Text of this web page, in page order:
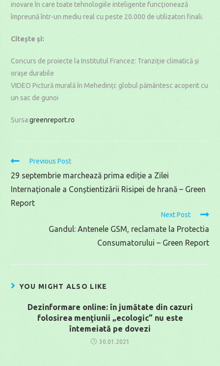
inovare în care toate tehnologiile inteligente funcționează
împreună într-un mediu real cu peste 20.000 de utilizatori finali.
Citește și:
Concurs de proiecte la Institutul Francez: Tranziție climatică și
orașe durabile
VIDEO Pictură murală în Mehedinți: globul pământesc acoperit cu
un sac de gunoi
Sursa:greenreport.ro
Read
more
articles
Previous Post
29 septembrie marchează prima ediție a Zilei
Internaționale a Conștientizării Risipei de hrană – Green
Report
Next Post
Gandul: Antenele GSM, reclamate la Protectia
Consumatorului – Green Report
YOU MIGHT ALSO LIKE
Dezinformare online: în jumătate din cazuri
folosirea menţiunii „ecologic” nu este
întemeiată pe dovezi
30.01.2021